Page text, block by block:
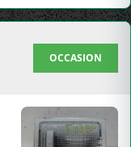
OCCASION